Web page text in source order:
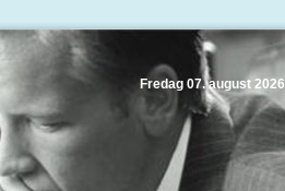
Fredag 07. august 2026